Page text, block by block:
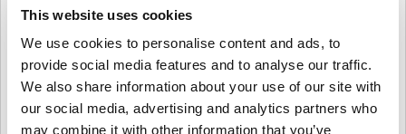
This website uses cookies
We use cookies to personalise content and ads, to
provide social media features and to analyse our traffic.
We also share information about your use of our site with
our social media, advertising and analytics partners who
may combine it with other information that you’ve
profiteren van aanbiedingen en kortingen
nu van
Mario Kart
, Zelda, Splatoon of een andere Nintendo-
franchise houden, ze zullen zeker iets vinden dat ze leuk vinden.
Hier zijn enkele waarden van Nintendo eShop Cards die je kunt
Nintendo eShop-kaart 25 EUR